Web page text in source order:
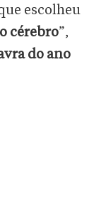
escolheu
cérebro”,
do ano